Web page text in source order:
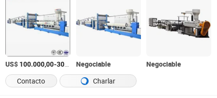
US$ 100.000,00-300.000,00 /Pieza
Negociable
Negociable
Contacto
Charlar